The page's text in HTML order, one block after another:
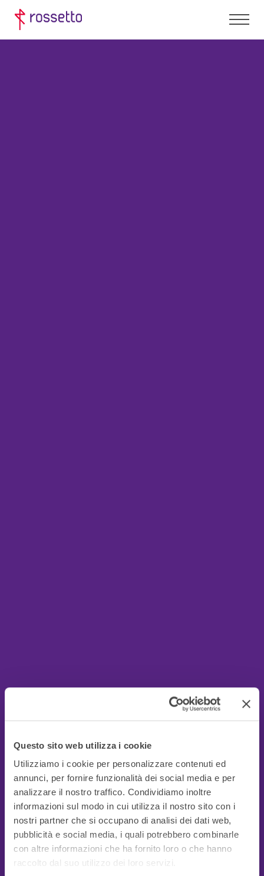
Questo sito web utilizza i cookie
Utilizziamo i cookie per personalizzare contenuti ed
annunci, per fornire funzionalità dei social media e per
analizzare il nostro traffico. Condividiamo inoltre
informazioni sul modo in cui utilizza il nostro sito con i
nostri partner che si occupano di analisi dei dati web,
pubblicità e social media, i quali potrebbero combinarle
con altre informazioni che ha fornito loro o che hanno
raccolto dal suo utilizzo dei loro servizi.
Guide Utili